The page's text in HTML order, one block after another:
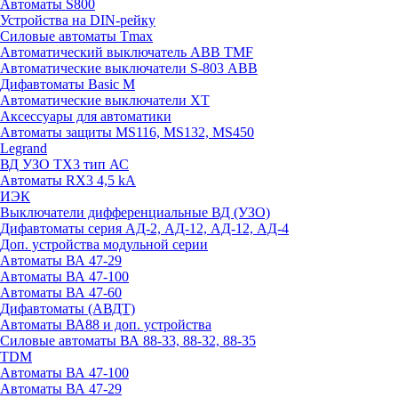
Автоматы S800
Устройства на DIN-рейку
Силовые автоматы Tmax
Автоматический выключатель ABB TMF
Автоматические выключатели S-803 АВВ
Дифавтоматы Basic M
Автоматические выключатели XT
Аксессуары для автоматики
Автоматы защиты MS116, MS132, MS450
Legrand
ВД УЗО TX3 тип АС
Автоматы RX3 4,5 kA
ИЭК
Выключатели дифференциальные ВД (УЗО)
Дифавтоматы серия АД-2, АД-12, АД-12, АД-4
Доп. устройства модульной серии
Автоматы ВА 47-29
Автоматы ВА 47-100
Автоматы ВА 47-60
Дифавтоматы (АВДТ)
Автоматы ВА88 и доп. устройства
Силовые автоматы ВА 88-33, 88-32, 88-35
TDM
Автоматы ВА 47-100
Автоматы ВА 47-29